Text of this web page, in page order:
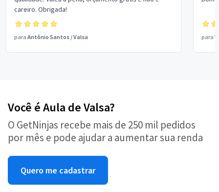
careiro. Obrigada!
para Antônio Santos /Valsa para
Você é Aula de Valsa?
O GetNinjas recebe mais de 250 mil pedidos
por mês e pode ajudar a aumentar sua renda
Quero me cadastrar